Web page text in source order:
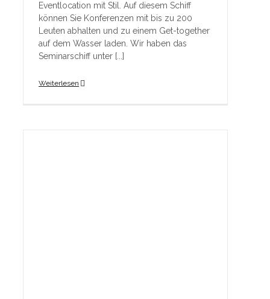
Eventlocation mit Stil. Auf diesem Schiff
können Sie Konferenzen mit bis zu 200
Leuten abhalten und zu einem Get-together
auf dem Wasser laden. Wir haben das
Seminarschiff unter [...]
Weiterlesen